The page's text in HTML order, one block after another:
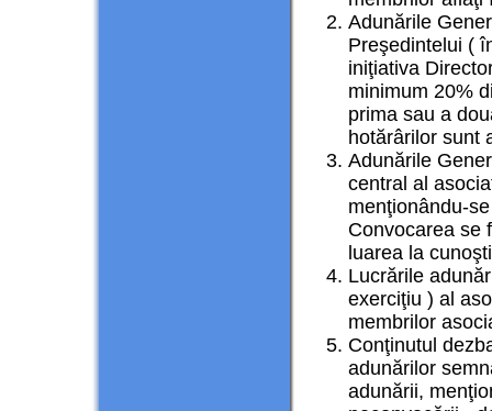
Adunările
Preşedintelui (
iniţiativa
minimum 20%
prima sau a
hotărârilor sunt
Adunările
central al
menţionându-
Convocarea se
luarea la
Lucrările
exerciţiu ) al
membrilor
Conţinutul
adunărilor
adunării,